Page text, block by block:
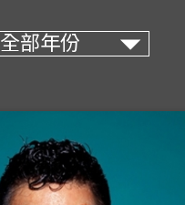
全部年份